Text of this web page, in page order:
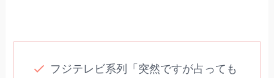
フジテレビ系列「突然ですが占っても